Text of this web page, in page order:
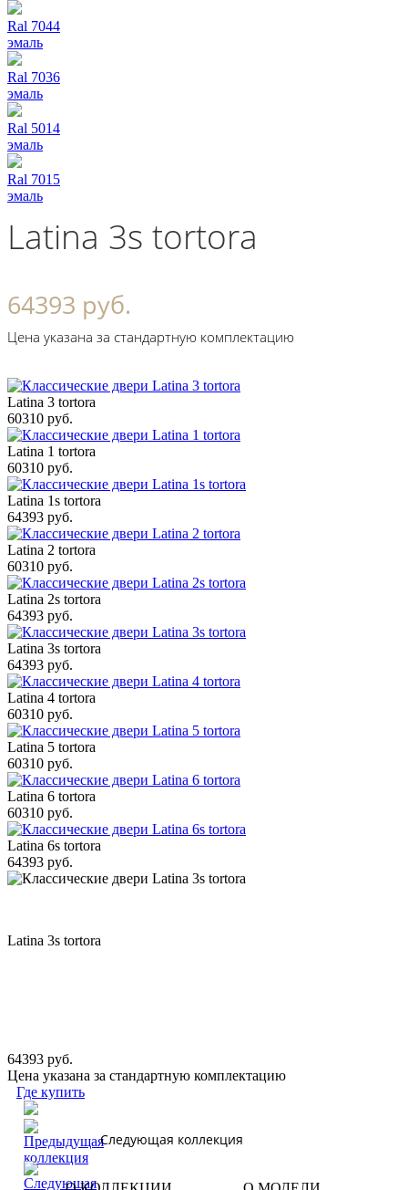
Ral 7044
эмаль
Ral 7036
эмаль
Ral 5014
эмаль
Ral 7015
эмаль
Latina 3s tortora
64393 руб.
Цена указана за стандартную комплектацию
Latina 3 tortora
60310 руб.
Latina 1 tortora
60310 руб.
Latina 1s tortora
64393 руб.
Latina 2 tortora
60310 руб.
Latina 2s tortora
64393 руб.
Latina 3s tortora
64393 руб.
Latina 4 tortora
60310 руб.
Latina 5 tortora
60310 руб.
Latina 6 tortora
60310 руб.
Latina 6s tortora
64393 руб.
Latina 3s tortora
64393 руб.
Цена указана за стандартную комплектацию
Где купить
Следующая коллекция